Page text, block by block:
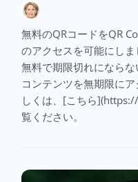
無料のQRコードをQR
のアクセスを可能にし
無料で期限切れになら
コンテンツを無期限に
しくは、[こちら
覧ください。